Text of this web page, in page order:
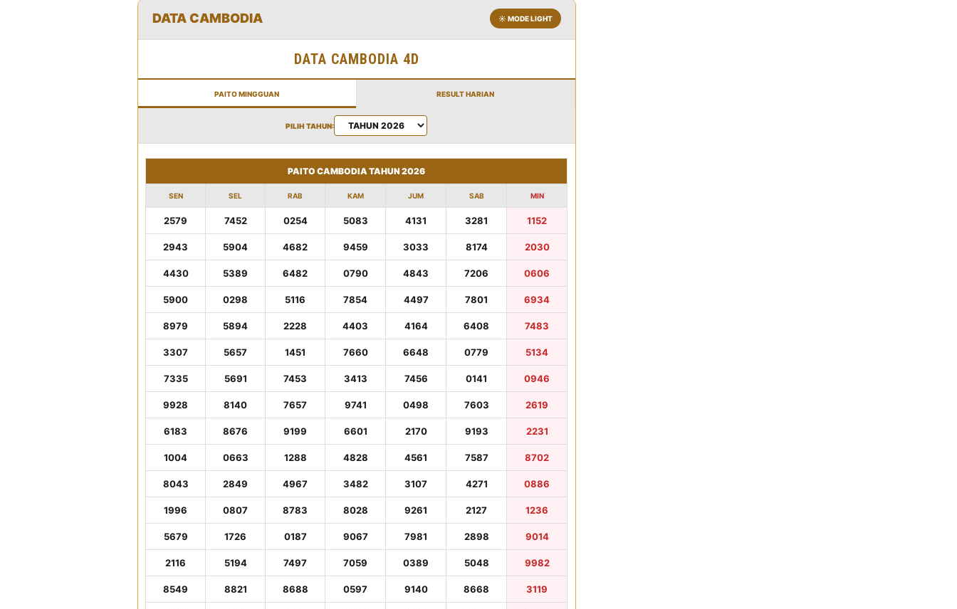
DATA CAMBODIA ☀️ MODE LIGHT
DATA CAMBODIA 4D
PAITO MINGGUAN RESULT HARIAN
PILIH TAHUN:
PAITO CAMBODIA TAHUN 2026
SEN SEL RAB KAM JUM SAB MIN
2579 7452 0254 5083 4131 3281 1152
2943 5904 4682 9459 3033 8174 2030
4430 5389 6482 0790 4843 7206 0606
5900 0298 5116 7854 4497 7801 6934
8979 5894 2228 4403 4164 6408 7483
3307 5657 1451 7660 6648 0779 5134
7335 5691 7453 3413 7456 0141 0946
9928 8140 7657 9741 0498 7603 2619
6183 8676 9199 6601 2170 9193 2231
1004 0663 1288 4828 4561 7587 8702
8043 2849 4967 3482 3107 4271 0886
1996 0807 8783 8028 9261 2127 1236
5679 1726 0187 9067 7981 2898 9014
2116 5194 7497 7059 0389 5048 9982
8549 8821 8688 0597 9140 8668 3119